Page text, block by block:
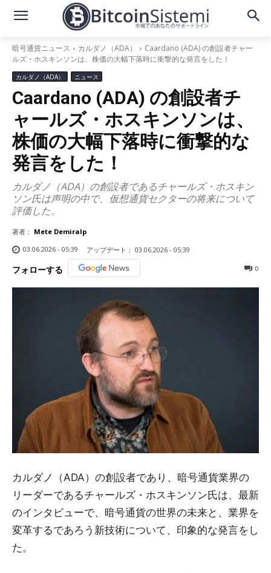
暗号通貨ニュース カルダノ（ADA）
Caardano (ADA) の創設者チャー
ルズ・ホスキンソンは、株価の大幅下落時に衝撃的な発言をした！
カルダノ（ADA） ニュース
Caardano (ADA) の創設者チ
ャールズ・ホスキンソンは、
株価の大幅下落時に衝撃的な
発言をした！
カルダノ（ADA）の創設者であるチャールズ・ホスキン
ソン氏は声明の中で、仮想通貨セクターの将来について
評価した。
著者： Mete Demiralp
03.06.2026 - 05:39
アップデート： 03.06.2026 - 05:39
フォローする 0
カルダノ（ADA）の創設者であり、暗号通貨業界の
リーダーであるチャールズ・ホスキンソン氏は、最新
のインタビューで、暗号通貨の世界の未来と、業界を
変革するであろう新技術について、印象的な発言をし
た。